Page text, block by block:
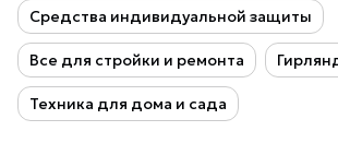
Средства индивидуальной защиты
Все для стройки и ремонта
Техника для дома и сада